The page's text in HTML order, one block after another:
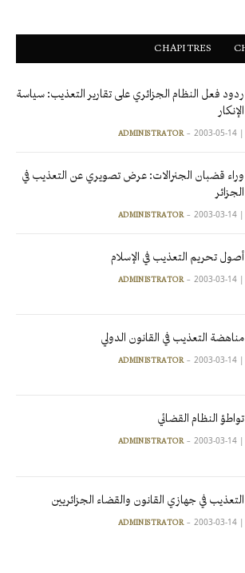
CHAPITRES
ردود فعل النظام الجزائري على تقارير التعذيب: سياسة
الإنكار
|
ADMINISTRATOR 2003-05-14
وراء قضبان الجنرالات: عرض تصويري عن التعذيب في
الجزائر
|
ADMINISTRATOR 2003-03-14
أصول تحريم التعذيب في الإسلام
|
ADMINISTRATOR 2003-03-14
مناهضة التعذيب في القانون الدولي
|
ADMINISTRATOR 2003-03-14
تواطؤ النظام القضائي
|
ADMINISTRATOR 2003-03-14
التعذيب في جهازي القانون والقضاء الجزائريين
|
ADMINISTRATOR 2003-03-14